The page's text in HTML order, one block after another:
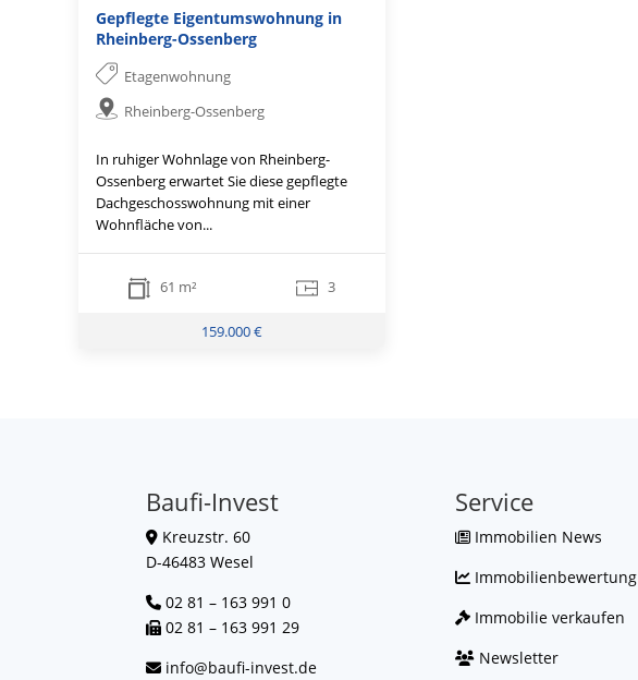
Gepflegte Eigentumswohnung in
Rheinberg-Ossenberg
Etagenwohnung
Rheinberg-Ossenberg
In ruhiger Wohnlage von Rheinberg-
Ossenberg erwartet Sie diese gepflegte
Dachgeschosswohnung mit einer
Wohnfläche von...
61 m² 3
159.000 €
Baufi-Invest
Kreuzstr. 60
D-46483 Wesel
02 81 – 163 991 0
02 81 – 163 991 29
info@baufi-invest.de
Service
Immobilien News
Immobilienbewertung
Immobilie verkaufen
Newsletter